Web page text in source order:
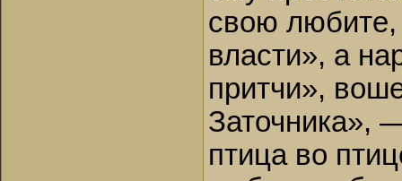
свою
власти», а
притчи»,
Заточника»,
птица во